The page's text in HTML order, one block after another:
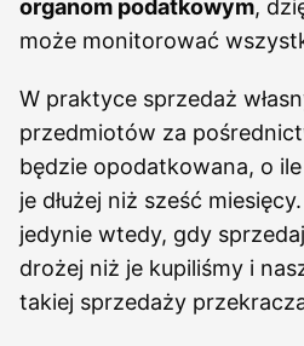
organom podatkowym,
może monitorować
W praktyce sprzedaż
przedmiotów za
będzie opodatkowana, o
je dłużej niż sześć
jedynie wtedy, gdy
drożej niż je kupiliśmy i
takiej sprzedaży